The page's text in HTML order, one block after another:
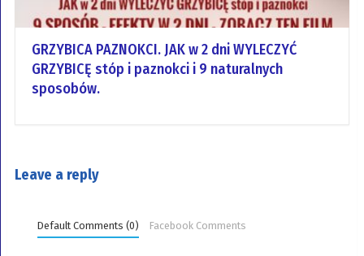
GRZYBICA PAZNOKCI. JAK w 2 dni WYLECZYĆ
GRZYBICĘ stóp i paznokci i 9 naturalnych
sposobów.
Leave a reply
Default Comments (0) Facebook Comments